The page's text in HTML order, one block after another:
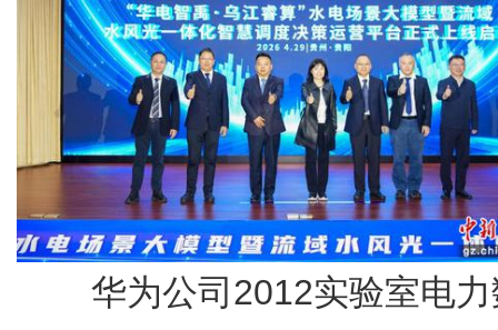
华为公司2012实验室电力